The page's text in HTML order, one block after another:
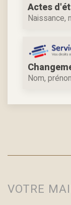
Actes
Naissance,
Nom,
VOTRE